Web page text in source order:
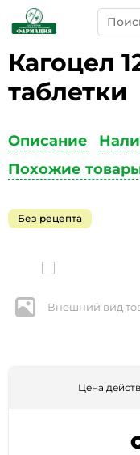
Кагоцел
таблетки
Описание
Похожие
Без рецепта
Внешний вид
Цена
ПРЕДСТАВЬТЕСЬ
ТЕЛЕФОН*
ЭЛЕКТРОННАЯ
КОММЕНТАРИИ*